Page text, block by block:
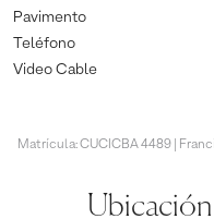
Pavimento
Teléfono
Video Cable
Matrícula: CUCICBA 4489 |